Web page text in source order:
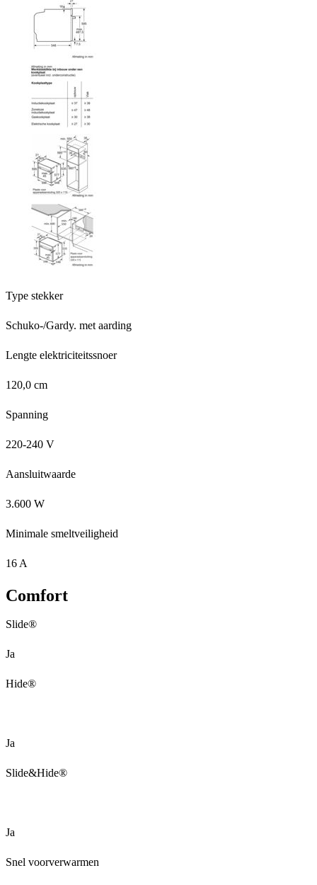
Type stekker
Schuko-/Gardy. met aarding
Lengte elektriciteitssnoer
120,0 cm
Spanning
220-240 V
Aansluitwaarde
3.600 W
Minimale smeltveiligheid
16 A
Comfort
Slide®
Ja
Hide®
Ja
Slide&Hide®
Ja
Snel voorverwarmen